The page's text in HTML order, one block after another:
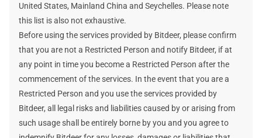
United States, Mainland China and Seychelles. Please note
this list is also not exhaustive.
Before using the services provided by Bitdeer, please confirm
that you are not a Restricted Person and notify Bitdeer, if at
any point in time you become a Restricted Person after the
commencement of the services. In the event that you are a
Restricted Person and you use the services provided by
Bitdeer, all legal risks and liabilities caused by or arising from
such usage shall be entirely borne by you and you agree to